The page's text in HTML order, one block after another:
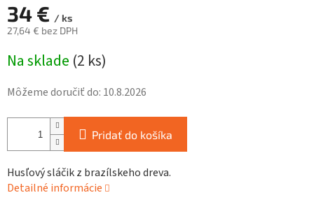
34 € / ks
27,64 € bez DPH
cena:
Na sklade (2 ks)
Môžeme doručiť do: 10.8.2026
Pridať do košíka
Husľový sláčik z brazílskeho dreva.
Detailné informácie